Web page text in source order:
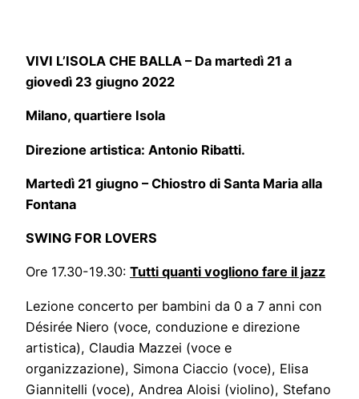
VIVI L’ISOLA CHE BALLA – Da martedì 21 a
giovedì 23 giugno 2022
Milano, quartiere Isola
Direzione artistica: Antonio Ribatti.
Martedì 21 giugno – Chiostro di Santa Maria alla
Fontana
SWING FOR LOVERS
Ore 17.30-19.30: Tutti quanti vogliono fare il jazz
Lezione concerto per bambini da 0 a 7 anni con
Désirée Niero (voce, conduzione e direzione
artistica), Claudia Mazzei (voce e
organizzazione), Simona Ciaccio (voce), Elisa
Giannitelli (voce), Andrea Aloisi (violino), Stefano